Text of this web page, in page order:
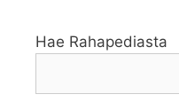
Hae Rahapediasta